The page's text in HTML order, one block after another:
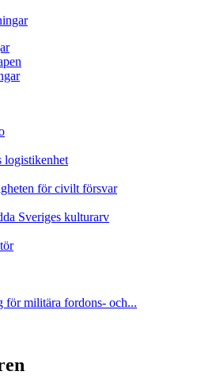
för civilt försvar
Sveriges kulturarv
för militära fordons- och...